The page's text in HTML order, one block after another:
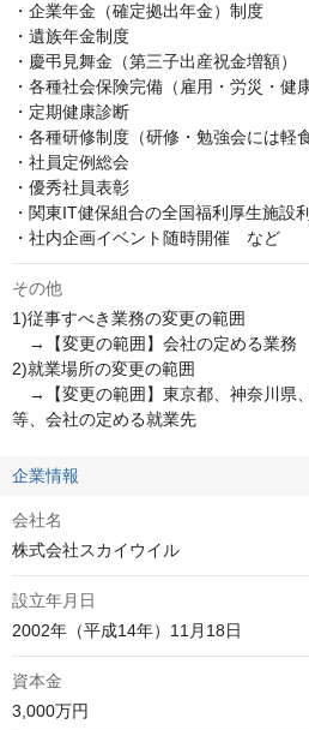
・企業年金（確定拠出年金）制度
・遺族年金制度
・慶弔見舞金（第三子出産祝金増額）
・各種社会保険完備（雇用・労災・健
・定期健康診断
・各種研修制度（研修・勉強会には軽
・社員定例総会
・優秀社員表彰
・関東IT健保組合の全国福利厚生施設
・社内企画イベント随時開催　など
その他
1)従事すべき業務の変更の範囲
→【変更の範囲】会社の定める業務
2)就業場所の変更の範囲
→【変更の範囲】東京都、神奈川県
等、会社の定める就業先
企業情報
会社名
株式会社スカイウイル
設立年月日
2002年（平成14年）11月18日
資本金
3,000万円